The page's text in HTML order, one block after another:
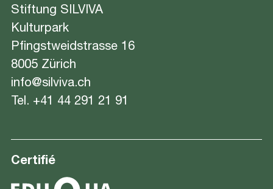
Stiftung SILVIVA
Kulturpark
Pfingstweidstrasse 16
8005 Zürich
info@silviva.ch
Tel. +41 44 291 21 91
Certifié